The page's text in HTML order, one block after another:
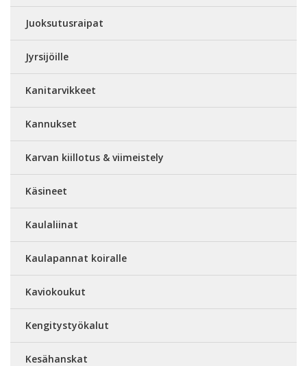
Juoksutusraipat
Jyrsijöille
Kanitarvikkeet
Kannukset
Karvan kiillotus & viimeistely
Käsineet
Kaulaliinat
Kaulapannat koiralle
Kaviokoukut
Kengitystyökalut
Kesähanskat